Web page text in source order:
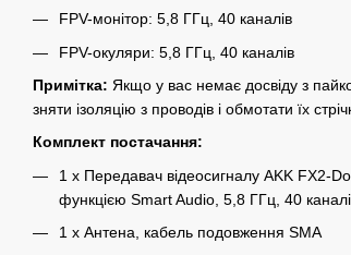
FPV-монітор: 5,8 ГГц, 40 каналів
FPV-окуляри: 5,8 ГГц, 40 каналів
Примітка: Якщо у вас немає досвіду з
зняти ізоляцію з проводів і обмотати їх
Комплект постачання:
1 x Передавач відеосигналу AKK FX2-
функцією Smart Audio, 5,8 ГГц, 40
1 x Антена, кабель подовження SMA